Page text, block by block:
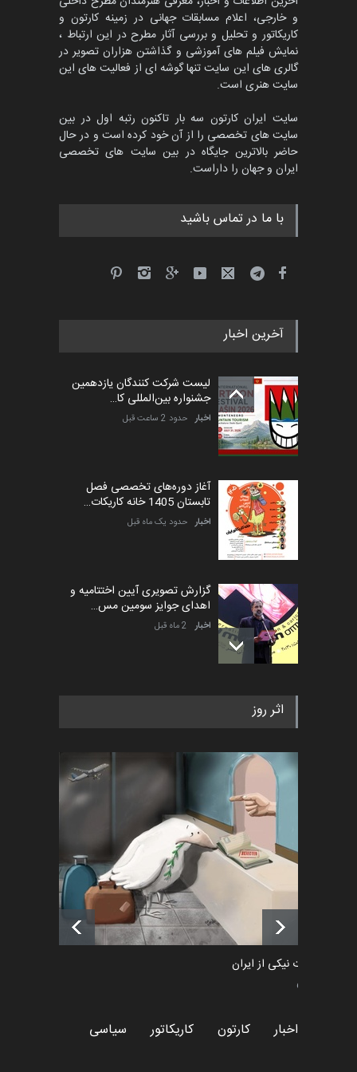
مسابقۀ بین‌المللی کارتون و
کاریکاتور «البغلی…
مهلت 3 ماه دیگر
پنجمین مسابقۀ بین‌المللی
کارتون CARTUNION ، …
مهلت
مهلت
مهلت 5 ماه دیگر
و خارجی، اعلام مسابقات جهانی در زمینه کارتون و
کاریکاتور و تحلیل و بررسی آثار مطرح در این ارتباط ،
نمایش فیلم های آموزشی و گذاشتن هزاران تصویر در
گالری های این سایت تنها گوشه ای از فعالیت های این
سایت هنری است.
سایت ایران کارتون سه بار تاکنون رتبه اول در بین
سایت های تخصصی را از آن خود کرده است و در حال
حاضر بالاترین جایگاه در بین سایت های تخصصی
ایران و جهان را داراست.
با ما در تماس باشید
آخرین اخبار
لیست شرکت کنندگان یازدهمین
جشنواره بین‌المللی کا…
اخبار حدود 2 ساعت قبل
آغاز دوره‌های تخصصی فصل
تابستان 1405 خانه کاریکات…
اخبار حدود یک ماه قبل
گزارش تصویری آیین اختتامیه و
اهدای جوایز سومین مس…
اخبار 2 ماه قبل
به یاد اردوغان باشول (۱۹۳۶–
اخبار 2 ماه قبل
رویداد کارگاهی کارتون و پوستر
«ایران سربلند» به ا…
اخبار 6 ماه قبل
فراخوان رویداد کارگاهی کارتون و
پوستر "ایران سربل…
اخبار 6 ماه قبل
اثر روز
طراوت نیکی از ایران
سیاسی
اخبار کارتون کاریکاتور سیاسی